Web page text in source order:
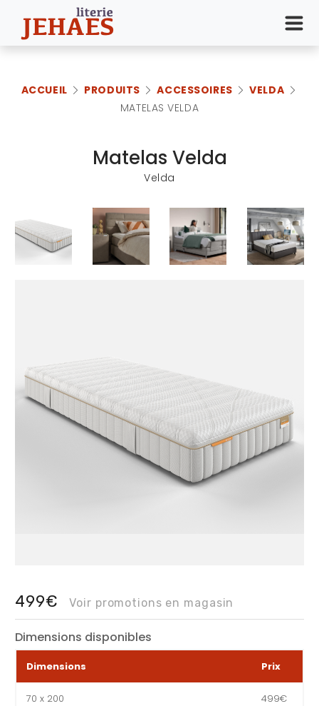
ACCUEIL PRODUITS ACCESSOIRES
VELDA
MATELAS VELDA
Matelas Velda
Velda
499€ Voir promotions en magasin
Dimensions disponibles
Dimensions Prix
70 x 200 499€